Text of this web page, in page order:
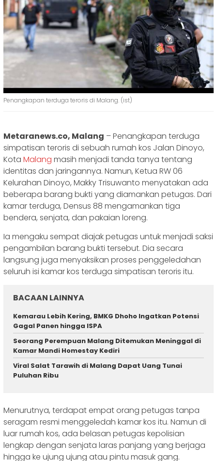
Penangkapan terduga teroris di Malang. (ist)
Metaranews.co, Malang – Penangkapan terduga
simpatisan teroris di sebuah rumah kos Jalan Dinoyo,
Kota Malang masih menjadi tanda tanya tentang
identitas dan jaringannya. Namun, Ketua RW 06
Kelurahan Dinoyo, Makky Trisuwanto menyatakan ada
beberapa barang bukti yang diamankan petugas. Dari
kamar terduga, Densus 88 mengamankan tiga
bendera, senjata, dan pakaian loreng.
Ia mengaku sempat diajak petugas untuk menjadi saksi
pengambilan barang bukti tersebut. Dia secara
langsung juga menyaksikan proses penggeledahan
seluruh isi kamar kos terduga simpatisan teroris itu.
BACAAN LAINNYA
Kemarau Lebih Kering, BMKG Dhoho Ingatkan Potensi
Gagal Panen hingga ISPA
Seorang Perempuan Malang Ditemukan Meninggal di
Kamar Mandi Homestay Kediri
Viral Salat Tarawih di Malang Dapat Uang Tunai
Puluhan Ribu
Menurutnya, terdapat empat orang petugas tanpa
seragam resmi menggeledah kamar kos itu. Namun di
luar rumah kos, ada belasan petugas kepolisian
lengkap dengan senjata laras panjang yang berjaga
hingga ke ujung ujung atau pintu masuk gang.